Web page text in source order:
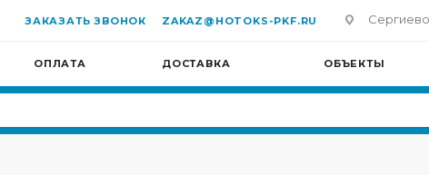
ЗАКАЗАТЬ ЗВОНОК ZAKAZ@HOTOKS-PKF.RU
ОПЛАТА ДОСТАВКА ОБЪЕКТЫ